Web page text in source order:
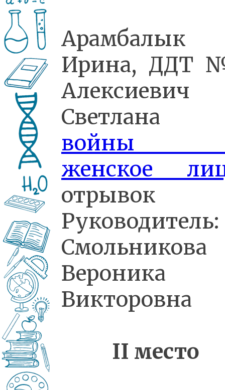
Арамбалык
Ирина, ДДТ
Алексиевич
Светлана
войны
женское
отрывок
Руководитель:
Смольникова
Вероника
Викторовна
II место